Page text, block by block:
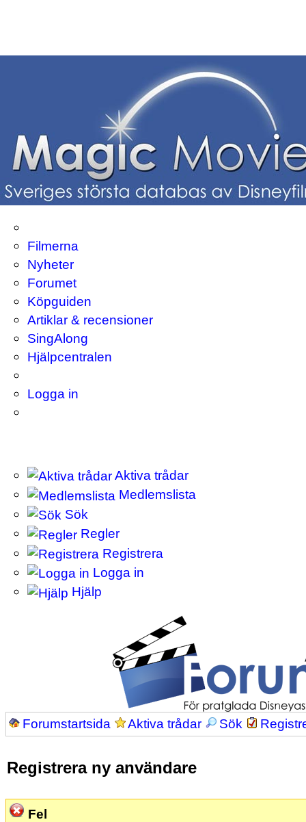
Filmerna
Nyheter
Forumet
Köpguiden
Artiklar & recensioner
SingAlong
Hjälpcentralen
Logga in
Aktiva trådar
Medlemslista
Sök
Regler
Registrera
Logga in
Hjälp
Forumstartsida Aktiva trådar Sök
Registrera ny användare
Fel